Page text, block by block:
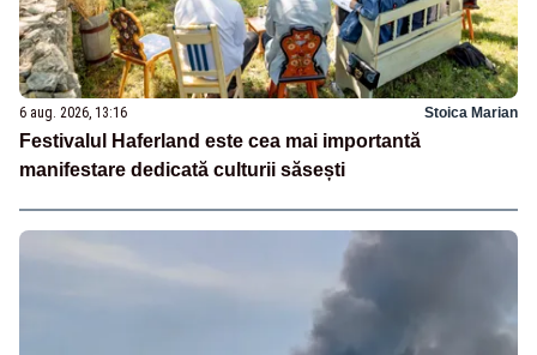
6 aug. 2026, 13:16 Stoica Marian
Festivalul Haferland este cea mai importantă
manifestare dedicată culturii săsești